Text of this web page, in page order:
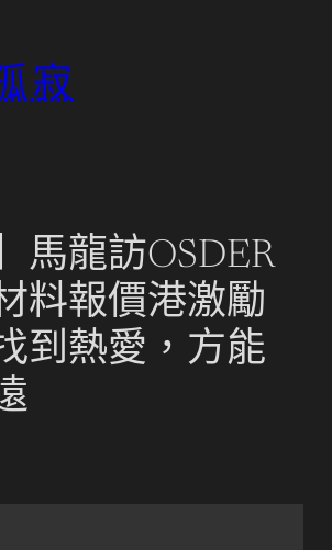
寂
馬龍訪OSDER
料報價港激勵
到熱愛，方能